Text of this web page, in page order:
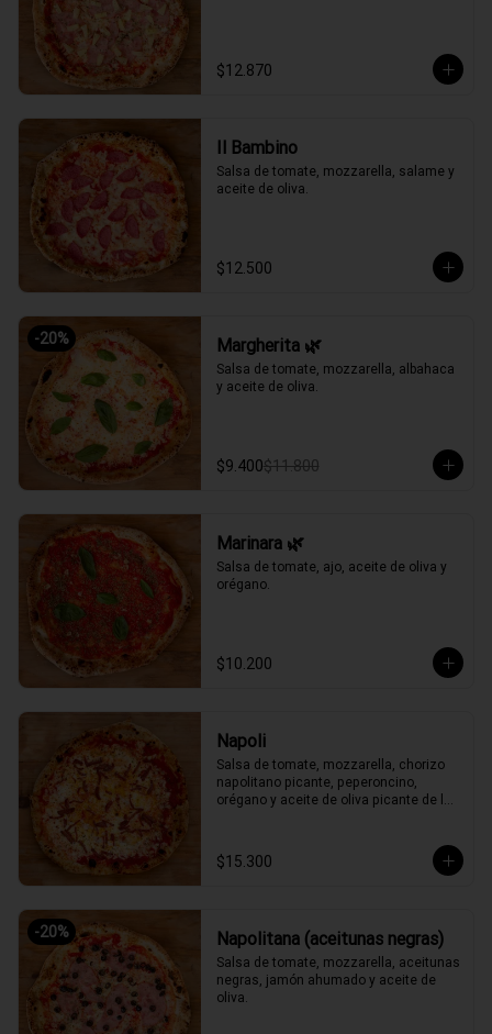
$12.870
Il Bambino
Salsa de tomate, mozzarella, salame y
aceite de oliva.
$12.500
-20% Margherita 🌿
Salsa de tomate, mozzarella, albahaca
y aceite de oliva.
$9.400$11.800
Marinara 🌿
Salsa de tomate, ajo, aceite de oliva y
orégano.
$10.200
Napoli
Salsa de tomate, mozzarella, chorizo
napolitano picante, peperoncino,
orégano y aceite de oliva picante de la
$15.300
-20% Napolitana (aceitunas negras)
Salsa de tomate, mozzarella, aceitunas
negras, jamón ahumado y aceite de
oliva.